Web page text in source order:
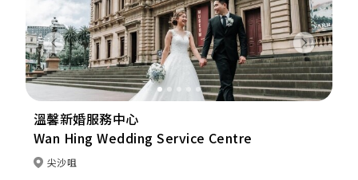
Previous Next
溫馨新婚服務中心
Wan Hing Wedding Service Centre
尖沙咀